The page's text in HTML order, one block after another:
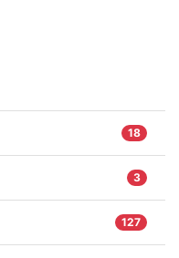
18
3
127